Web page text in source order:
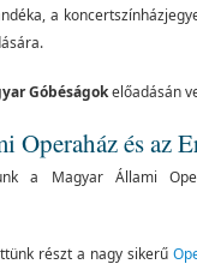
a
Góbéságokelőadásán
Operaház és az
a Magyar Állami
részt a nagy sikerű